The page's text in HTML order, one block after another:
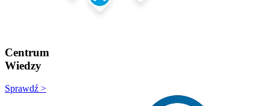
Centrum
Wiedzy
Sprawdź >